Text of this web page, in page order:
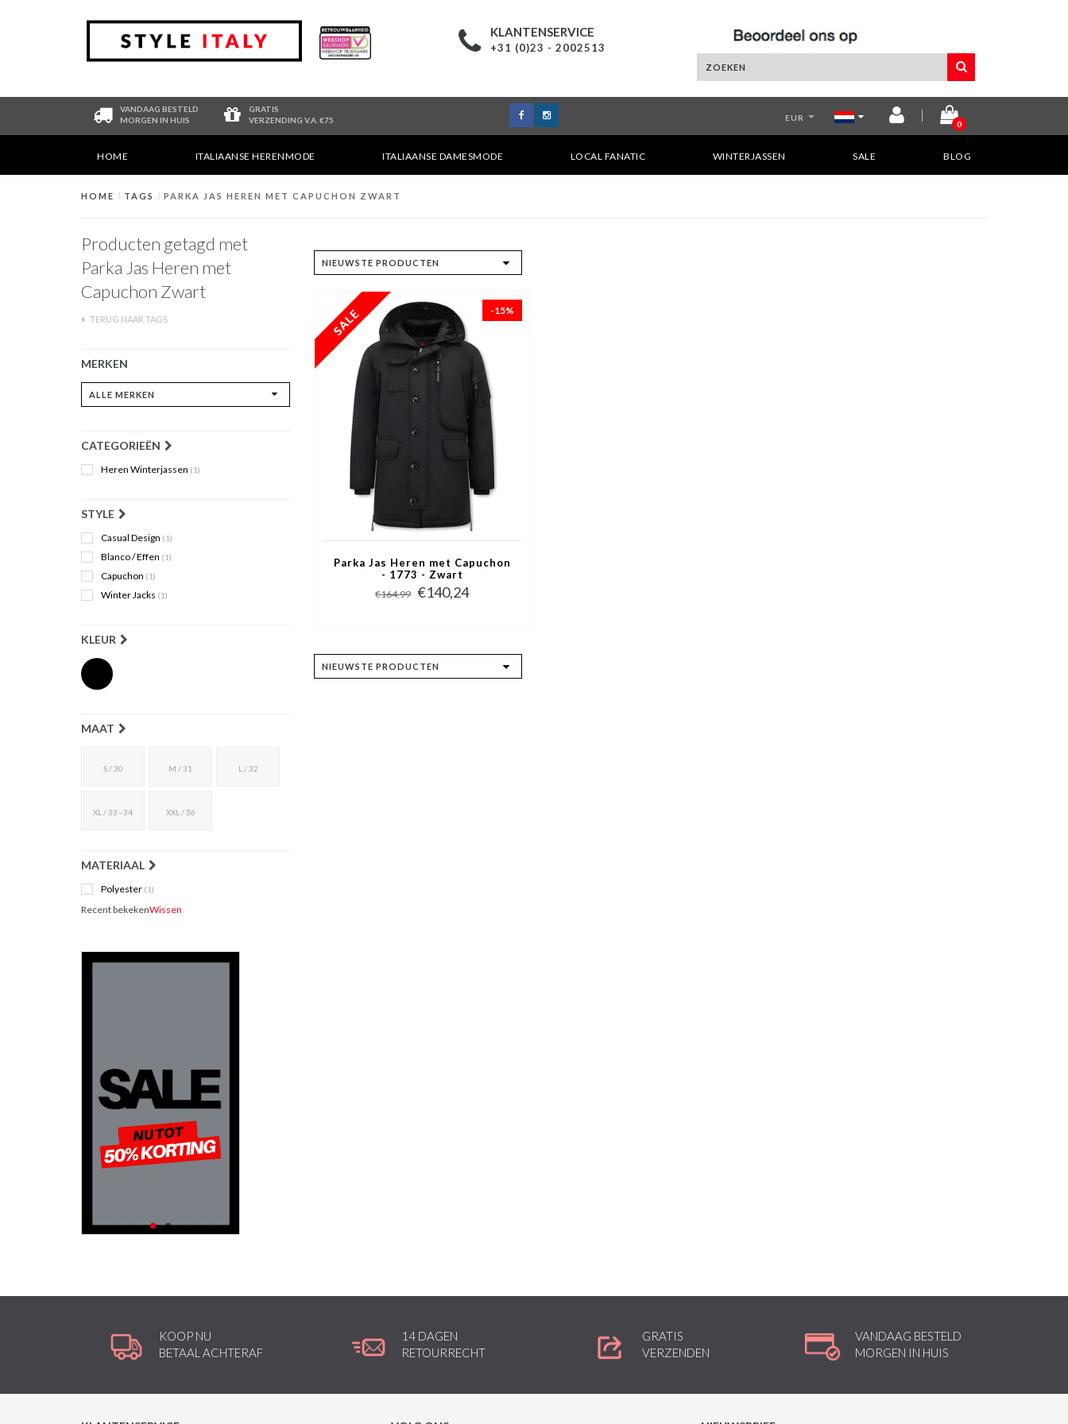
KLANTENSERVICE
+31 (0)23 - 2002513
VANDAAG BESTELD
MORGEN IN HUIS
GRATIS
VERZENDING V.A. €75
EUR
0
HOME ITALIAANSE HERENMODE ITALIAANSE DAMESMODE LOCAL FANATIC WINTERJASSEN SALE BLOG
HOME / TAGS / PARKA JAS HEREN MET CAPUCHON ZWART
Producten getagd met
Parka Jas Heren met
Capuchon Zwart
TERUG NAAR TAGS
MERKEN
CATEGORIEËN
Heren Winterjassen (1)
STYLE
Casual Design (1)
Blanco / Effen (1)
Capuchon (1)
Winter Jacks (1)
KLEUR
MAAT
S / 30 M / 31 L / 32
XL / 33 - 34 XXL / 36
MATERIAAL
Polyester (1)
Recent bekekenWissen
-15%
Parka Jas Heren met Capuchon
- 1773 - Zwart
€164,99 €140,24
KOOP NU
BETAAL ACHTERAF
14 DAGEN
RETOURRECHT
GRATIS
VERZENDEN
VANDAAG BESTELD
MORGEN IN HUIS